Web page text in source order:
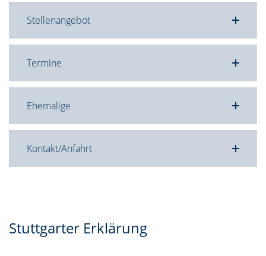
Stellenangebot
Termine
Ehemalige
Kontakt/Anfahrt
Stuttgarter Erklärung